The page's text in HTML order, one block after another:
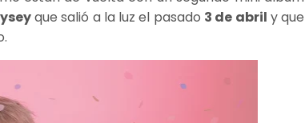
que salió a la luz el pasado 3 de abril y que